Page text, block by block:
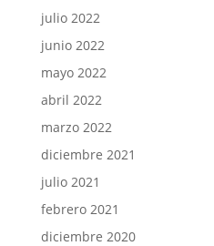
julio 2022
junio 2022
mayo 2022
abril 2022
marzo 2022
diciembre 2021
julio 2021
febrero 2021
diciembre 2020